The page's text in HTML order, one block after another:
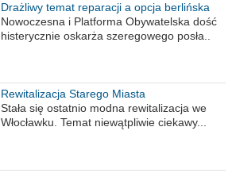
Drażliwy temat reparacji a opcja berlińska
Nowoczesna i Platforma Obywatelska dość
histerycznie oskarża szeregowego posła..
Rewitalizacja Starego Miasta
Stała się ostatnio modna rewitalizacja we
Włocławku. Temat niewątpliwie ciekawy...